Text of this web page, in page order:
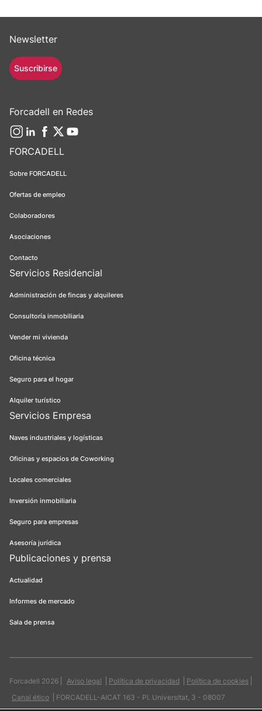
FORCADELL
Sobre FORCADELL
Ofertas de empleo
Colaboradores
Asociaciones
Contacto
Servicios Residencial
Administración de fincas y alquileres
Consultoría inmobiliaria
Vender mi vivienda
Oficina técnica
Seguro para el hogar
Alquiler turístico
Servicios Empresa
Naves industriales y logísticas
Oficinas y espacios de Coworking
Locales comerciales
Inversión inmobiliaria
Seguro para empresas
Asesoría jurídica
Publicaciones y prensa
Actualidad
Informes de mercado
Sala de prensa
Newsletter
Suscribirse
Forcadell en Redes
Forcadell 2026 Aviso legal Política de privacidad
Política de cookies
Canal ético
FORCADELL-AICAT 163 - Pl. Universitat, 3 - 08007